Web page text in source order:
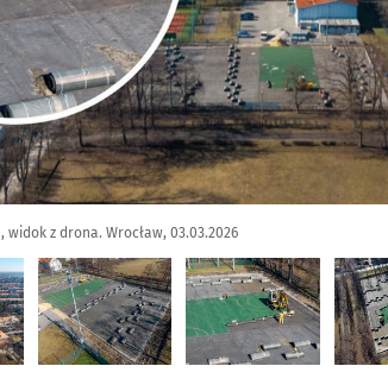
z drona. Wrocław, 03.03.2026